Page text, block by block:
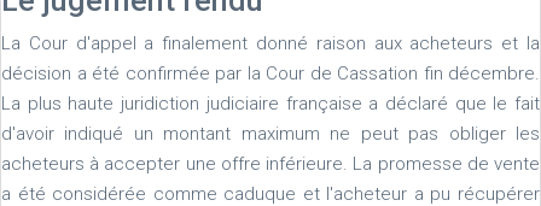
La Cour d'appel a finalement donné raison aux acheteurs et la
décision a été confirmée par la Cour de Cassation fin décembre.
La plus haute juridiction judiciaire française a déclaré que le fait
d'avoir indiqué un montant maximum ne peut pas obliger les
acheteurs à accepter une offre inférieure. La promesse de vente
a été considérée comme caduque et l'acheteur a pu récupérer